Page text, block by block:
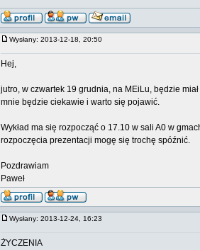
Wysłany: 2013-12-18, 20:50
Hej,
jutro, w czwartek 19 grudnia, na MEiLu, będzie
mnie będzie ciekawie i warto się pojawić.
Wykład ma się rozpocząć o 17.10 w sali A0 w
rozpoczęcia prezentacji mogę się trochę spóźnić.
Pozdrawiam
Paweł
Wysłany: 2013-12-24, 16:23
ŻYCZENIA